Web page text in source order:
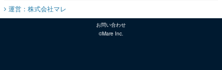
運営：株式会社マレ
お問い合わせ
©Mare Inc.